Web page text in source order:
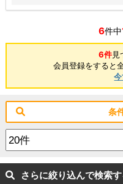
6件中
6件見
会員登録をすると
条
さらに絞り込んで検索